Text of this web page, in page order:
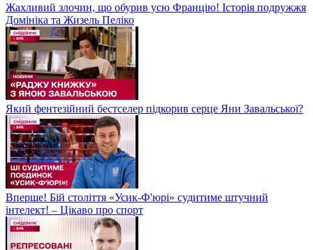
Жахливий злочин, що обурив усю Францію! Історія подружжя
Домініка та Жизель Пеліко
Який фентезійний бестселер підкорив серце Яни Завальської?
Вперше! Бій століття «Усик-Ф'юрі» судитиме штучний
інтелект! – Цікаво про спорт